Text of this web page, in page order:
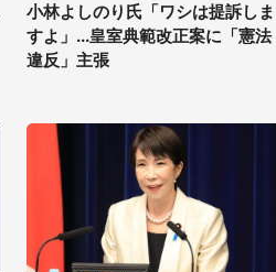
小林よしのり氏「ワシは提訴しま
すよ」...皇室典範改正案に「憲法
違反」主張